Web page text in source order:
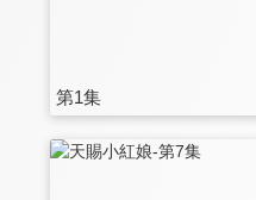
第1集